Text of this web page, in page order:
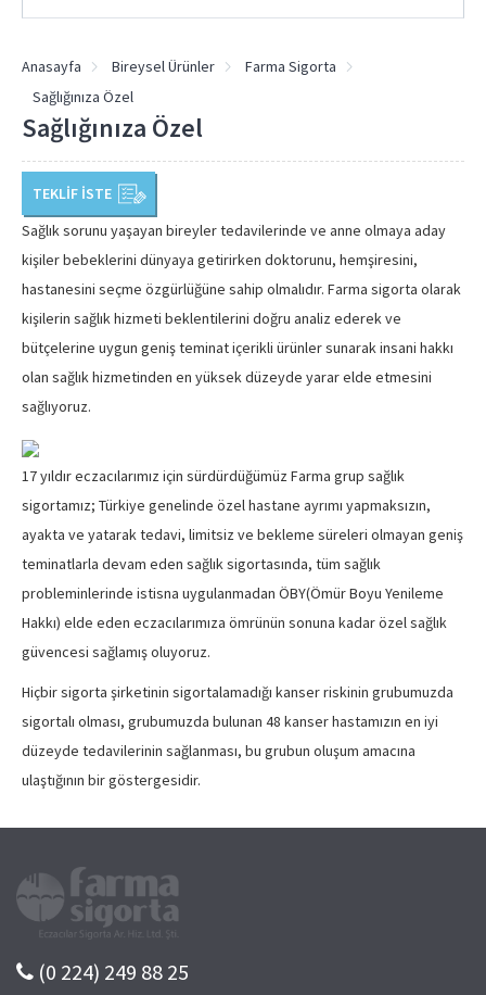
Anasayfa Bireysel Ürünler
Farma Sigorta
Sağlığınıza Özel
Sağlığınıza Özel
TEKLİF İSTE
Sağlık sorunu yaşayan bireyler tedavilerinde ve anne olmaya aday
kişiler bebeklerini dünyaya getirirken doktorunu, hemşiresini,
hastanesini seçme özgürlüğüne sahip olmalıdır. Farma sigorta olarak
kişilerin sağlık hizmeti beklentilerini doğru analiz ederek ve
bütçelerine uygun geniş teminat içerikli ürünler sunarak insani hakkı
olan sağlık hizmetinden en yüksek düzeyde yarar elde etmesini
sağlıyoruz.
17 yıldır eczacılarımız için sürdürdüğümüz Farma grup sağlık
sigortamız; Türkiye genelinde özel hastane ayrımı yapmaksızın,
ayakta ve yatarak tedavi, limitsiz ve bekleme süreleri olmayan geniş
teminatlarla devam eden sağlık sigortasında, tüm sağlık
probleminlerinde istisna uygulanmadan ÖBY(Ömür Boyu Yenileme
Hakkı) elde eden eczacılarımıza ömrünün sonuna kadar özel sağlık
güvencesi sağlamış oluyoruz.
Hiçbir sigorta şirketinin sigortalamadığı kanser riskinin grubumuzda
sigortalı olması, grubumuzda bulunan 48 kanser hastamızın en iyi
düzeyde tedavilerinin sağlanması, bu grubun oluşum amacına
ulaştığının bir göstergesidir.
(0 224) 249 88 25